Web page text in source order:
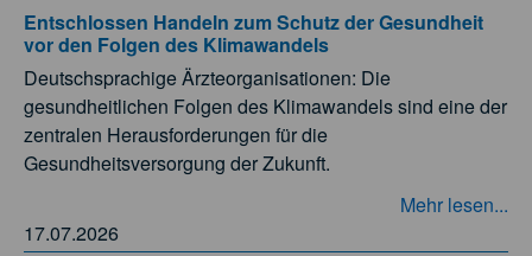
Entschlossen Handeln zum Schutz der Gesundheit
vor den Folgen des Klimawandels
Deutschsprachige Ärzteorganisationen: Die
gesundheitlichen Folgen des Klimawandels sind eine der
zentralen Herausforderungen für die
Gesundheitsversorgung der Zukunft.
Mehr lesen...
17.07.2026